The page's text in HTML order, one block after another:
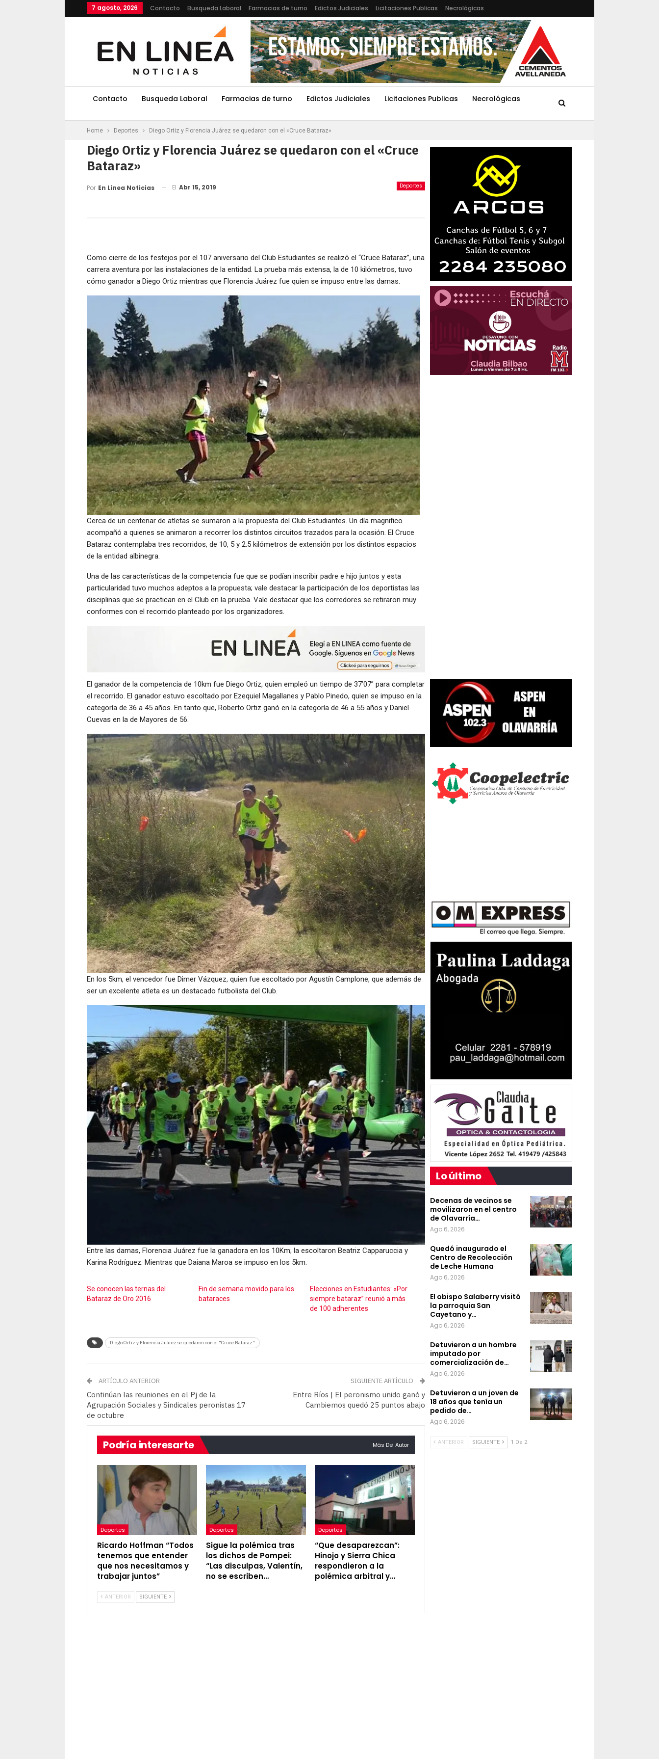
7 agosto, 2026 Contacto Busqueda Laboral Farmacias de turno Edictos Judiciales Licitaciones Publicas Necrológicas
Contacto Busqueda Laboral Farmacias de turno Edictos Judiciales Licitaciones Publicas Necrológicas
Home Deportes Diego Ortiz y Florencia Juárez se quedaron con el «Cruce Bataraz»
Diego Ortiz y Florencia Juárez se quedaron con el «Cruce
Bataraz»
Deportes
Por En Linea Noticias El Abr 15, 2019
Como cierre de los festejos por el 107 aniversario del Club Estudiantes se realizó el “Cruce Bataraz”, una
carrera aventura por las instalaciones de la entidad. La prueba más extensa, la de 10 kilómetros, tuvo
cómo ganador a Diego Ortiz mientras que Florencia Juárez fue quien se impuso entre las damas.
Cerca de un centenar de atletas se sumaron a la propuesta del Club Estudiantes. Un día magnifico
acompañó a quienes se animaron a recorrer los distintos circuitos trazados para la ocasión. El Cruce
Bataraz contemplaba tres recorridos, de 10, 5 y 2.5 kilómetros de extensión por los distintos espacios
de la entidad albinegra.
Una de las características de la competencia fue que se podían inscribir padre e hijo juntos y esta
particularidad tuvo muchos adeptos a la propuesta; vale destacar la participación de los deportistas las
disciplinas que se practican en el Club en la prueba. Vale destacar que los corredores se retiraron muy
conformes con el recorrido planteado por los organizadores.
El ganador de la competencia de 10km fue Diego Ortiz, quien empleó un tiempo de 37’07” para completar
el recorrido. El ganador estuvo escoltado por Ezequiel Magallanes y Pablo Pinedo, quien se impuso en la
categoría de 36 a 45 años. En tanto que, Roberto Ortiz ganó en la categoría de 46 a 55 años y Daniel
Cuevas en la de Mayores de 56.
En los 5km, el vencedor fue Dimer Vázquez, quien fue escoltado por Agustín Camplone, que además de
ser un excelente atleta es un destacado futbolista del Club.
Entre las damas, Florencia Juárez fue la ganadora en los 10Km; la escoltaron Beatriz Capparuccia y
Karina Rodríguez. Mientras que Daiana Maroa se impuso en los 5km.
Se conocen las ternas del
Bataraz de Oro 2016
Fin de semana movido para los
bataraces
Elecciones en Estudiantes: «Por
siempre bataraz” reunió a más
de 100 adherentes
Diego Ortiz y Florencia Juárez se quedaron con el "Cruce Bataraz"
ARTÍCULO ANTERIOR
Continúan las reuniones en el Pj de la
Agrupación Sociales y Sindicales peronistas 17
de octubre
SIGUIENTE ARTÍCULO
Entre Ríos | El peronismo unido ganó y
Cambiemos quedó 25 puntos abajo
Podría interesarte Más Del Autor
Deportes
Ricardo Hoffman “Todos
tenemos que entender
que nos necesitamos y
trabajar juntos”
Deportes
Sigue la polémica tras
los dichos de Pompei:
“Las disculpas, Valentín,
no se escriben…
Deportes
“Que desaparezcan”:
Hinojo y Sierra Chica
respondieron a la
polémica arbitral y…
ANTERIOR SIGUIENTE
Lo último
Decenas de vecinos se
movilizaron en el centro
de Olavarría…
Ago 6, 2026
Quedó inaugurado el
Centro de Recolección
de Leche Humana
Ago 6, 2026
El obispo Salaberry visitó
la parroquia San
Cayetano y…
Ago 6, 2026
Detuvieron a un hombre
imputado por
comercialización de…
Ago 6, 2026
Detuvieron a un joven de
18 años que tenía un
pedido de…
Ago 6, 2026
ANTERIOR SIGUIENTE 1 De 2